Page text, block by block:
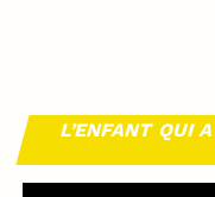
L’ENFANT QUI